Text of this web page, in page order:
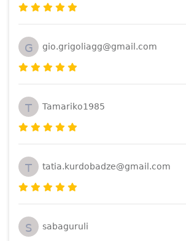
G gio.grigoliagg@gmail.com
T Tamariko1985
T tatia.kurdobadze@gmail.com
S sabaguruli